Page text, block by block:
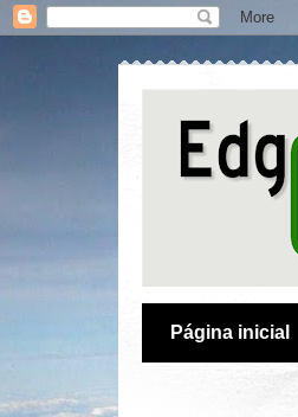
Página inicial